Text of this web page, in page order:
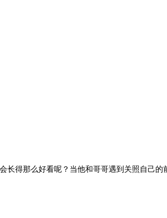
得那么好看呢？当他和哥哥遇到关照自己的